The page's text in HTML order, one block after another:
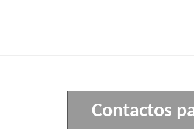
Contactos